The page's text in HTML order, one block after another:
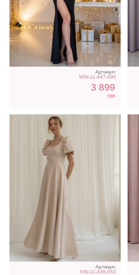
Артикул:
WIN-11-447-096
3 899
грн
Светлое бежевое платье
на короткий рукав
Артикул:
VIN-11-338-053
Свадебное белое длинное
атласное платье в пол c
рукавами